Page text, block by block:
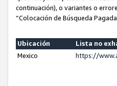
continuación), o variantes o
“Colocación de Búsqueda
Ubicación
Lista no
Mexico
https://